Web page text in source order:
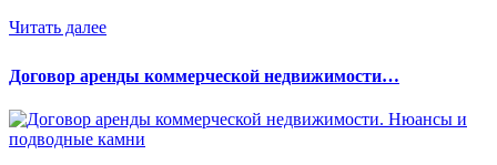
Читать далее
Договор аренды коммерческой недвижимости…